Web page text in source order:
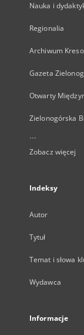
Nauka i
Regionalia
Archiwum
Gazeta
Otwarty
Zielonogórska
...
Zobacz więcej
Indeksy
Autor
Tytuł
Temat i słowa
Wydawca
Informacje